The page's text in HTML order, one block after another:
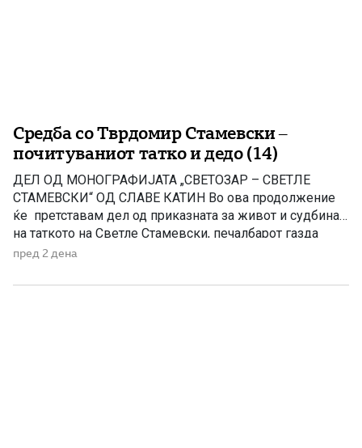
Средба со Тврдомир Стамевски –
почитуваниот татко и дедо (14)
ДЕЛ ОД МОНОГРАФИЈАТА „СВЕТОЗАР – СВЕТЛЕ
СТАМЕВСКИ“ ОД СЛАВЕ КАТИН Во ова продолжение
ќе претставам дел од приказната за живот и судбина
на таткото на Светле Стамевски, печалбарот газда
Тврдомир (денес покоен), кој беше вистинска легенда,
долго и многу памтеше Моето патување од Чикаго го
пред 2 дена